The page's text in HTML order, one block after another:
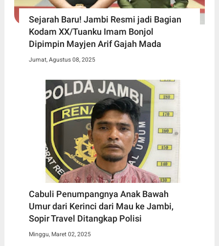
Sejarah Baru! Jambi Resmi jadi Bagian
Kodam XX/Tuanku Imam Bonjol
Dipimpin Mayjen Arif Gajah Mada
Jumat, Agustus 08, 2025
Cabuli Penumpangnya Anak Bawah
Umur dari Kerinci dari Mau ke Jambi,
Sopir Travel Ditangkap Polisi
Minggu, Maret 02, 2025